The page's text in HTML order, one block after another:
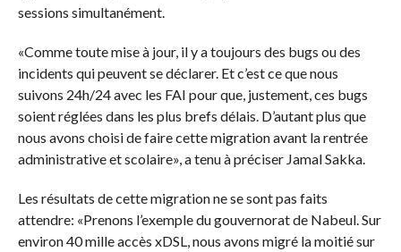
sessions simultanément.
«Comme toute mise à jour, il y a toujours des bugs ou des
incidents qui peuvent se déclarer. Et c’est ce que nous
suivons 24h/24 avec les FAI pour que, justement, ces bugs
soient réglées dans les plus brefs délais. D’autant plus que
nous avons choisi de faire cette migration avant la rentrée
administrative et scolaire», a tenu à préciser Jamal Sakka.
Les résultats de cette migration ne se sont pas faits
attendre: «Prenons l’exemple du gouvernorat de Nabeul. Sur
environ 40 mille accès xDSL, nous avons migré la moitié sur